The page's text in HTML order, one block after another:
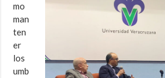
mo
man
ten
er
los
umb